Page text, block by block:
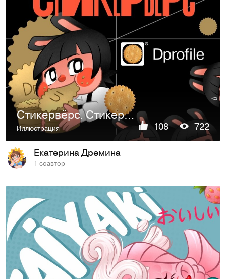
Стикервёрс. Стикерпак для Dprofile
Иллюстрация 108 722
Екатерина Дремина
1 соавтор